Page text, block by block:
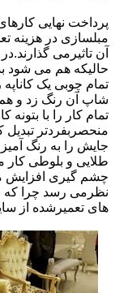
پرداخت نهایی
مبلسازی در هزینه
آن تاثیرمی گذارند.در
حالیکه هم می شود
تمام چوبی یک کاناپه
شاپ آن رنگ زد و هم
تمام کار را با
منحصربفردتر تبدیل
جایش را به رنگ
طلایی و بلوطی کار
چشم گیری افزایش
نظرمی رسد چرا که
های تعمیرشده از